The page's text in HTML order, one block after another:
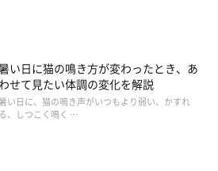
（写真左）とみろくくん（写真右）
みろくくんとターラちゃんですが、飼
ットカーペットがあたたかくなること
い日に猫の鳴き方が変わったとき、あ
わせて見たい体調の変化を解説
暑い日に、猫の鳴き声がいつもより弱い、かすれ
る、しつこく鳴く …